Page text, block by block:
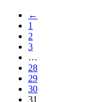
←
1
2
3
…
28
29
30
31